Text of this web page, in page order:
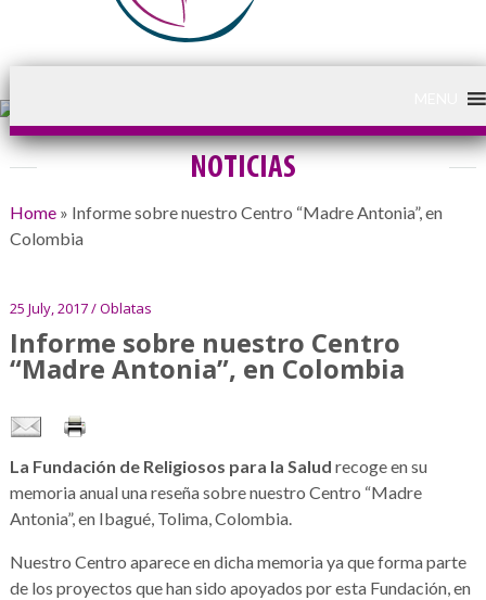
NOTICIAS
Home» Informe sobre nuestro Centro “Madre Antonia”, en
Colombia
25 July, 2017 / Oblatas
Informe sobre nuestro Centro
“Madre Antonia”, en Colombia
La Fundación de Religiosos para la Salud recoge en su
memoria anual una reseña sobre nuestro Centro “Madre
Antonia”, en Ibagué, Tolima, Colombia.
Nuestro Centro aparece en dicha memoria ya que forma parte
de los proyectos que han sido apoyados por esta Fundación, en